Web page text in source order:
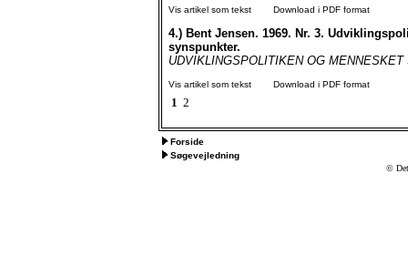
Vis artikel som tekst Download i PDF format
4.) Bent Jensen. 1969. Nr. 3.
synspunkter.
UDVIKLINGSPOLITIKEN OG
Vis artikel som tekst Download i PDF format
1 2
Forside
Søgevejledning
© Det